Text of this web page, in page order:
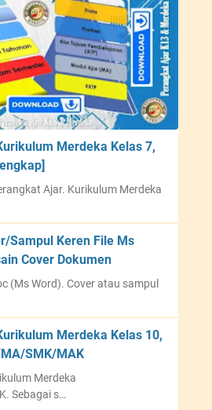
Merdeka Kelas 7,
Ajar. Kurikulum Merdeka
Sampul Keren File Ms
Cover Dokumen
(Ms Word). Cover atau sampul
Merdeka Kelas 10,
SMK/MAK
Merdeka
Sebagai s…